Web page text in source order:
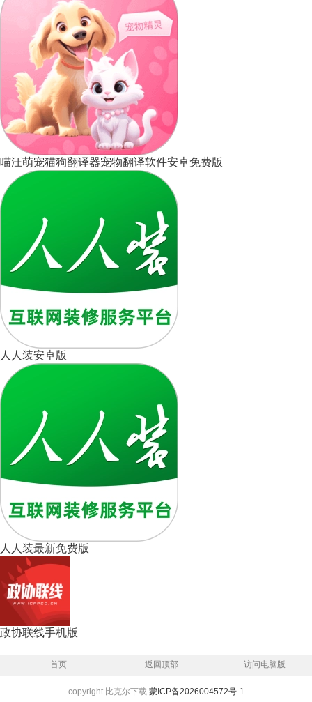
喵汪萌宠猫狗翻译器宠物翻译软件安卓免费版
人人装安卓版
人人装最新免费版
政协联线手机版
首页 返回顶部 访问电脑版
copyright 比克尔下载 蒙ICP备2026004572号-1